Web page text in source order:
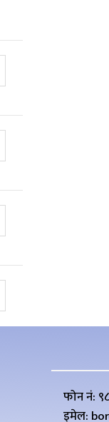
फोन नं:
इमेल: